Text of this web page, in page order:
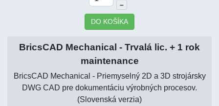
–
DO KOŠÍKA
BricsCAD Mechanical - Trvalá lic. + 1 rok
maintenance
BricsCAD Mechanical - Priemyselný 2D a 3D strojársky
DWG CAD pre dokumentáciu výrobných procesov.
(Slovenská verzia)